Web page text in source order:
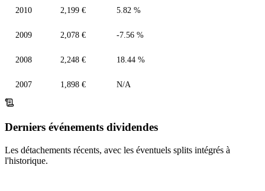
2010 2,199 € 5.82 %
2009 2,078 € -7.56 %
2008 2,248 € 18.44 %
2007 1,898 € N/A
Derniers événements dividendes
Les détachements récents, avec les éventuels splits intégrés à
l'historique.